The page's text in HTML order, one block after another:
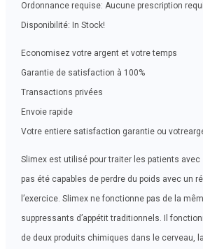
Ordonnance requise: Aucune prescription
Disponibilité: In Stock!
Economisez votre argent et votre temps
Garantie de satisfaction à 100%
Transactions privées
Envoie rapide
Votre entiere satisfaction garantie ou
Slimex est utilisé pour traiter les patients avec
pas été capables de perdre du poids avec un
l’exercice. Slimex ne fonctionne pas de la
suppressants d’appétit traditionnels. Il
de deux produits chimiques dans le cerveau,